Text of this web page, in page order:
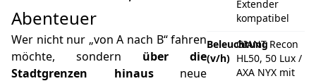
Abenteuer
Wer nicht nur „von A nach B“ fahren
möchte, sondern über die
Stadtgrenzen hinausneue
Extender
kompatibel
Beleuchtung
(v/h)
GIANT Recon
HL50, 50 Lux /
AXA NYX mit